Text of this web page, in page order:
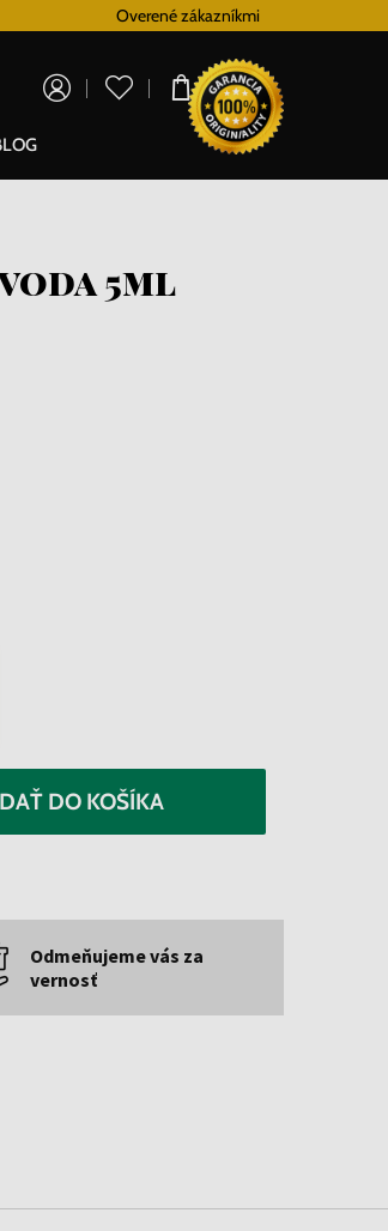
Overené zákazníkmi
0,00 €
5ml
DO KOŠÍKA
Odmeňujeme vás za
vernosť